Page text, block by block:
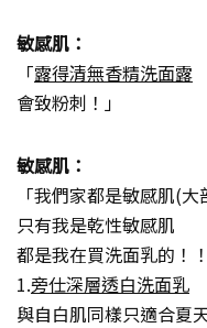
敏感肌：
「露得清無香精洗面露
會致粉刺！」
敏感肌：
「我們家都是敏感肌(
只有我是乾性敏感肌
都是我在買洗面乳的！
1.旁仕深層透白洗面乳
與自白肌同樣只適合夏